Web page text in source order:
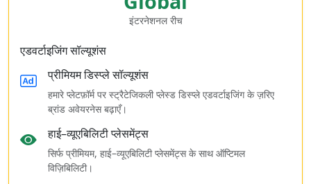
इंटरनेशनल रीच
एडवर्टाइजिंग सॉल्यूशंस
प्रीमियम डिस्प्ले सॉल्यूशंस
हमारे प्लेटफ़ॉर्म पर स्ट्रैटेजिकली प्लेस्ड डिस्प्ले एडवर्टाइजिंग के ज़रिए
ब्रांड अवेयरनेस बढ़ाएँ।
हाई–व्यूएबिलिटी प्लेसमेंट्स
सिर्फ प्रीमियम, हाई–व्यूएबिलिटी प्लेसमेंट्स के साथ ऑप्टिमल
विज़िबिलिटी।